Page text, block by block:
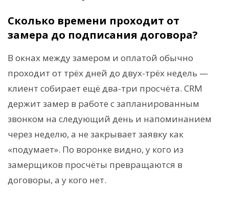
Сколько времени проходит от
замера до подписания договора?
В окнах между замером и оплатой обычно
проходит от трёх дней до двух-трёх недель —
клиент собирает ещё два-три просчёта. CRM
держит замер в работе с запланированным
звонком на следующий день и напоминанием
через неделю, а не закрывает заявку как
«подумает». По воронке видно, у кого из
замерщиков просчёты превращаются в
договоры, а у кого нет.